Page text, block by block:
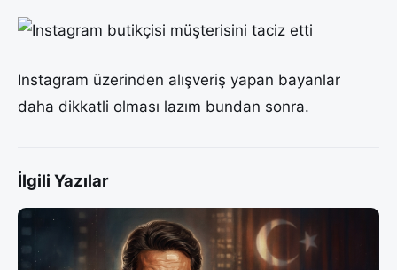
Instagram üzerinden alışveriş yapan bayanlar
daha dikkatli olması lazım bundan sonra.
İlgili Yazılar